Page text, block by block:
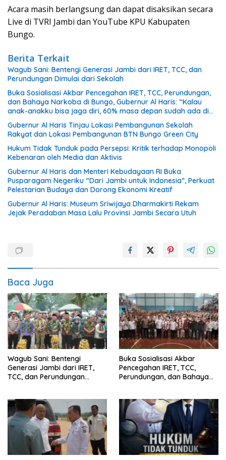
Acara masih berlangsung dan dapat disaksikan secara
Live di TVRI Jambi dan YouTube KPU Kabupaten
Bungo.
Berita Terkait
Wagub Sani: Bentengi Generasi Jambi dari IRET, TCC, dan
Perundungan Dimulai dari Sekolah
Buka Sosialisasi Akbar Pencegahan IRET, TCC, Perundungan,
dan Bahaya Narkoba di Bungo, Gubernur Al Haris: “Kalau
anak-anakku bisa jaga diri, 60% masa depan sudah ada di
tangan”
Gubernur Al Haris Tinjau Lokasi Pembangunan Sekolah
Rakyat dan Lokasi Pembangunan BTN Bungo Green City
Hukum Tidak Tunduk pada Persepsi: Kritik terhadap Monopoli
Kebenaran oleh Media dan Aktivis
Gubernur Al Haris dan Menteri Kebudayaan RI Buka
Pusparagam Negeriku “Dari Jambi untuk Indonesia”, Perkuat
Pelestarian Budaya dan Dorong Ekonomi Kreatif
Gubernur Al Haris: Museum Sriwijaya Dharmakirti Rekam
Jejak Peradaban Masa Lalu Provinsi Jambi Secara Utuh
Baca Juga
Wagub Sani: Bentengi
Generasi Jambi dari IRET,
TCC, dan Perundungan
Buka Sosialisasi Akbar
Pencegahan IRET, TCC,
Perundungan, dan Bahaya
bisa jaga diri, 60% masa
depan sudah ada di tangan”